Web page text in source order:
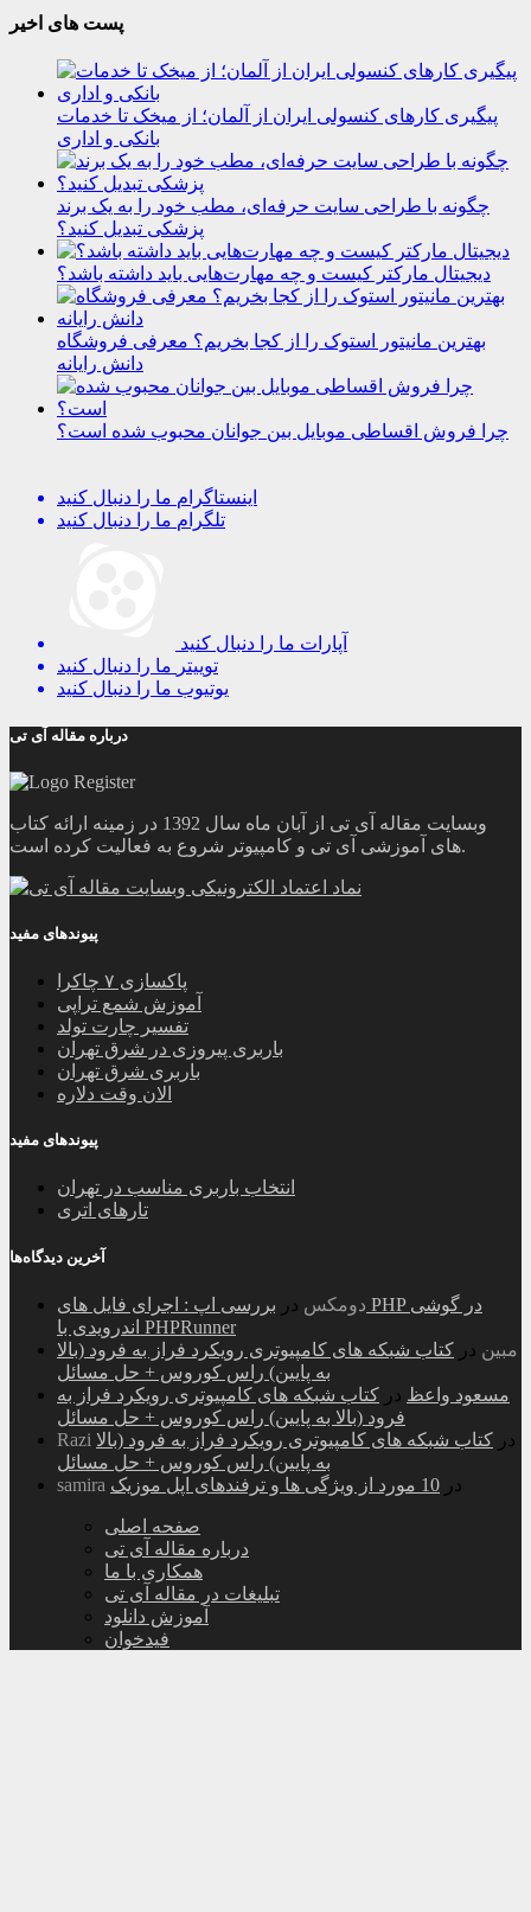
پست های اخیر
پیگیری کارهای کنسولی ایران از آلمان؛ از میخک تا خدمات
بانکی و اداری
چگونه با طراحی سایت حرفه‌ای، مطب خود را به یک برند
پزشکی تبدیل کنید؟
دیجیتال مارکتر کیست و چه مهارت‌هایی باید داشته باشد؟
بهترین مانیتور استوک را از کجا بخریم؟ معرفی فروشگاه
دانش رایانه
چرا فروش اقساطی موبایل بین جوانان محبوب شده است؟
اینستاگرام ما را دنبال کنید
تلگرام ما را دنبال کنید
آپارات ما را دنبال کنید
توییتر ما را دنبال کنید
یوتیوب ما را دنبال کنید
درباره مقاله آی تی
وبسایت مقاله آی تی از آبان ماه سال 1392 در زمینه ارائه کتاب
های آموزشی آی تی و کامپیوتر شروع به فعالیت کرده است.
پیوندهای مفید
پاکسازی ۷ چاکرا
آموزش شمع تراپی
تفسیر چارت تولد
باربری پیروزی در شرق تهران
باربری شرق تهران
الان وقت دلاره
پیوندهای مفید
انتخاب باربری مناسب در تهران
تارهای اتری
آخرین دیدگاه‌ها
دومکس در بررسی اپ : اجرای فایل های PHP در گوشی
اندرویدی با PHPRunner
مبین در کتاب شبکه های کامپیوتری رویکرد فراز به فرود (بالا
به پایین) راس کوروس + حل مسائل
مسعود واعظ در کتاب شبکه های کامپیوتری رویکرد فراز به
فرود (بالا به پایین) راس کوروس + حل مسائل
Razi
در کتاب شبکه های کامپیوتری رویکرد فراز به فرود (بالا
به پایین) راس کوروس + حل مسائل
samira
در 10 مورد از ویژگی ها و ترفندهای اپل موزیک
صفحه اصلی
درباره مقاله آی تی
همکاری با ما
تبلیغات در مقاله آی تی
آموزش دانلود
فیدخوان